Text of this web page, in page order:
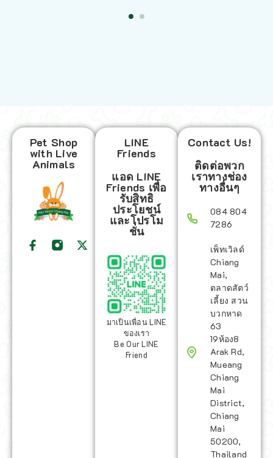
Pet Shop
with Live
Animals
LINE
Friends
แอด LINE
Friends เพื่อ
รับสิทธิ
ประโยชน์
และโปรโม
ชั่น
มาเป็นเพื่อน LINE
ของเรา
Be Our LINE
Friend
Contact Us!
ติดต่อพวก
เราทางช่อง
ทางอื่นๆ
084 804
7286
เพ็ทเวิลด์
Chiang
Mai,
ตลาดสัตว์
เลี้ยง สวน
บวกหาด
63
19ห้อง8
Arak Rd,
Mueang
Chiang
Mai
District,
Chiang
Mai
50200,
Thailand